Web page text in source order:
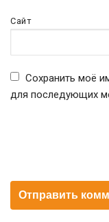
Сайт
Сохранить моё
для последующих